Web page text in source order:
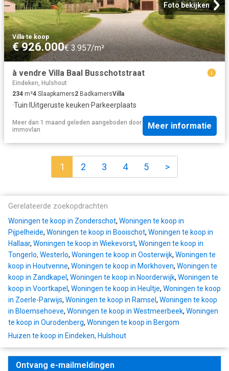
Foto bekijken
Villa·te koop
€ 926.000€ 3.957/m²
à vendre Villa Baal Busschotstraat
Eindeken, Hulshout
234 m²4 Slaapkamers2 BadkamersVilla
·Tuin· IUitgeruste keuken·Parkeerplaats
Meer dan 1 maand geleden aangeboden door
immovlan
Meer informatie
1 2 3 4 5 >
Gerelateerde zoekopdrachten
Woningen te koop in Zonderschot, Woningen te koop in
Pijpelheide, Woningen te koop in Booischot, Woningen te koop in
Hallaar, Woningen te koop in Wiekevorst, Woningen te koop in
Tongerlo, Westerlo, Woningen te koop in Oosterwijk, Woningen te
koop in Houtvenne, Woningen te koop in Morkhoven, Woningen te
koop in Zandkapel , Woningen te koop in Noorderwijk, Woningen te
koop in Voortkapel , Woningen te koop in Heultje, Woningen te koop
in Zoerle-Parwijs, Woningen te koop in Ramsel , Woningen te koop
in Bloemsehoeve, Woningen te koop in Westmeerbeek, Woningen
te koop in Ourodenberg, Woningen te koop in Bergom
Huizen te koop in Eindeken, Hulshout
Ontvang e-mailmeldingen